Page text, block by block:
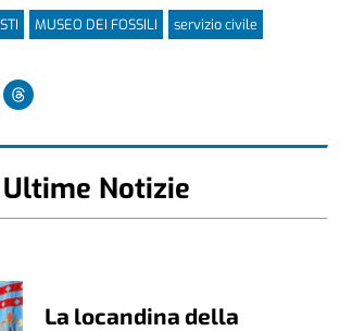
MUSEO DEI FOSSILI servizio civile
Ultime Notizie
La locandina della